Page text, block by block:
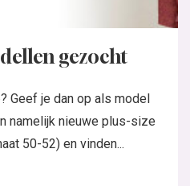
gezocht
Geef je dan op als model
namelijk nieuwe plus-size
50-52) en vinden...